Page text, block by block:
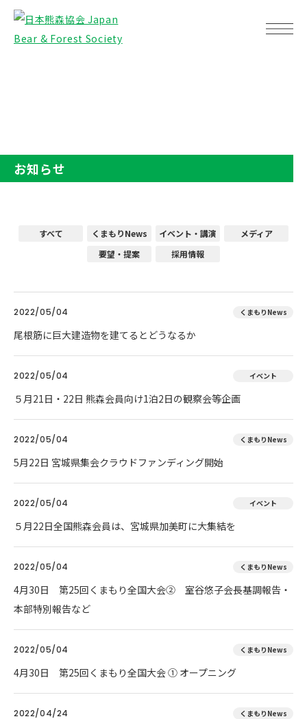
お知らせ
すべて くまもりNews イベント・講演
メディア
要望・提案
採用情報
2022/05/04 くまもりNews
尾根筋に巨大建造物を建てるとどうなるか
2022/05/04 イベント
５月21日・22日 熊森会員向け1泊2日の観察会等企画
2022/05/04 くまもりNews
5月22日 宮城県集会クラウドファンディング開始
2022/05/04 イベント
５月22日全国熊森会員は、宮城県加美町に大集結を
2022/05/04 くまもりNews
4月30日 第25回くまもり全国大会② 室谷悠子会長基調報告・
本部特別報告など
2022/05/04 くまもりNews
4月30日 第25回くまもり全国大会 ① オープニング
2022/04/24 くまもりNews